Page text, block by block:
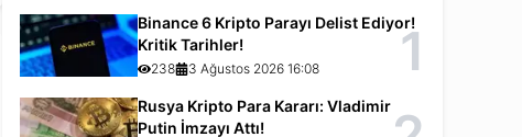
Binance 6 Kripto Parayı Delist Ediyor!
Kritik Tarihler!
238 3 Ağustos 2026 16:08 1
Rusya Kripto Para Kararı: Vladimir
Putin İmzayı Attı!